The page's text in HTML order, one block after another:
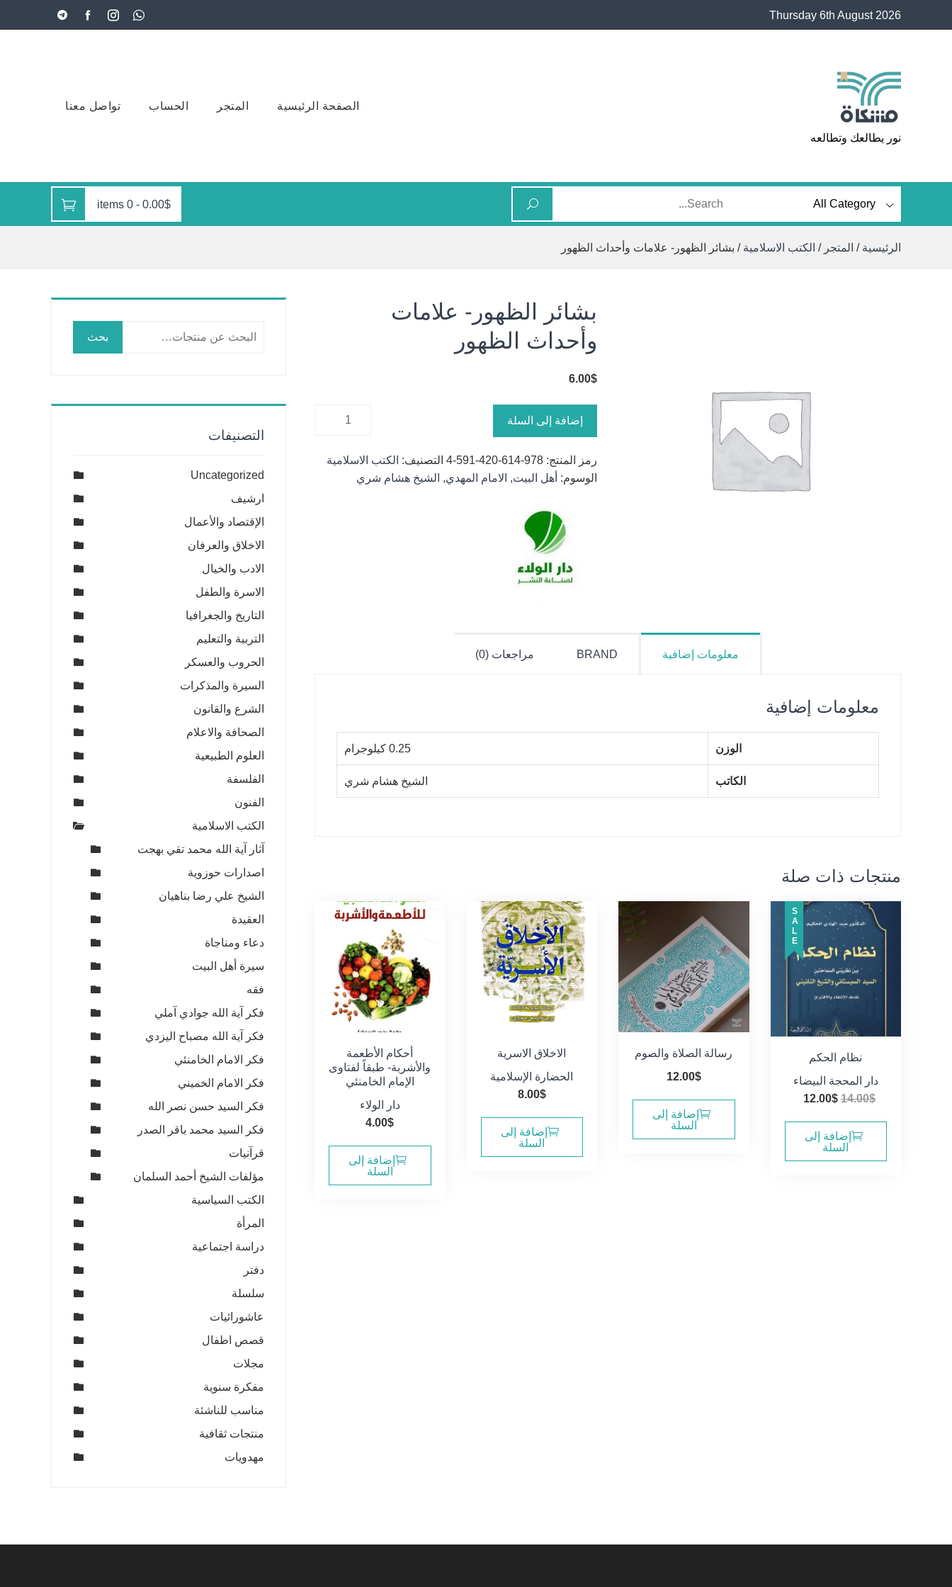
Thursday 6th August 2026
مشكاة
نور يطالعك وتطالعه
الصفحة الرئيسية المتجر الحساب تواصل معنا
0.00$
-
0 items
الرئيسية / المتجر / الكتب الاسلامية / بشائر الظهور- علامات وأحداث الظهور
بشائر الظهور- علامات
وأحداث الظهور
6.00$
علامات
وأحداث
إضافة إلى السلة
رمز المنتج: 978-614-420-591-4 التصنيف: الكتب الاسلامية
الوسوم: أهل البيت, الامام المهدي, الشيخ هشام شري
معلومات إضافية BRAND مراجعات (0)
معلومات إضافية
الوزن 0.25 كيلوجرام
الكاتب الشيخ هشام شري
منتجات ذات صلة
SALE
نظام الحكم
دار المحجة البيضاء
14.00$
السعر
هو:
14.00$.
12.00$
إضافة إلى
السلة
رسالة الصلاة والصوم
12.00$
إضافة إلى
السلة
الاخلاق الاسرية
الحضارة الإسلامية
8.00$
إضافة إلى
السلة
أحكام الأطعمة
والأشربة- طبقاً لفتاوى
الإمام الخامنئي
دار الولاء
4.00$
إضافة إلى
السلة
بحث
التصنيفات
Uncategorized
ارشيف
الإقتصاد والأعمال
الاخلاق والعرفان
الادب والخيال
الاسرة والطفل
التاريخ والجغرافيا
التربية والتعليم
الحروب والعسكر
السيرة والمذكرات
الشرع والقانون
الصحافة والاعلام
العلوم الطبيعية
الفلسفة
الفنون
الكتب الاسلامية
آثار آية الله محمد تقي بهجت
اصدارات حوزوية
الشيخ علي رضا بناهيان
العقيدة
دعاء ومناجاة
سيرة أهل البيت
فقه
فكر آية الله جوادي آملي
فكر آية الله مصباح اليزدي
فكر الامام الخامنئي
فكر الامام الخميني
فكر السيد حسن نصر الله
فكر السيد محمد باقر الصدر
قرآنيات
مؤلفات الشيخ أحمد السلمان
الكتب السياسية
المرأة
دراسة اجتماعية
دفتر
سلسلة
عاشورائيات
قصص اطفال
مجلات
مفكرة سنوية
مناسب للناشئة
منتجات ثقافية
مهدويات